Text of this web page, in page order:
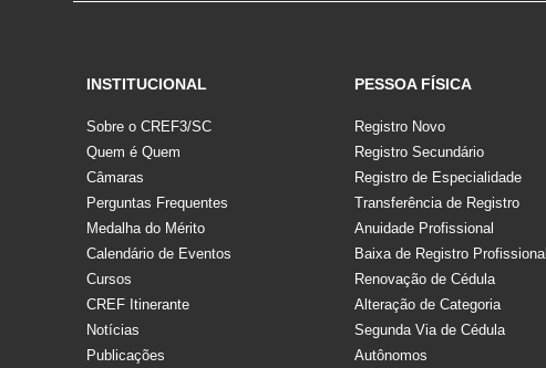
INSTITUCIONAL
Sobre o CREF3/SC
Quem é Quem
Câmaras
Perguntas Frequentes
Medalha do Mérito
Calendário de Eventos
Cursos
CREF Itinerante
Notícias
Publicações
PESSOA FÍSICA
Registro Novo
Registro Secundário
Registro de Especialidade
Transferência de Registro
Anuidade Profissional
Baixa de Registro Profissional
Renovação de Cédula
Alteração de Categoria
Segunda Via de Cédula
Autônomos